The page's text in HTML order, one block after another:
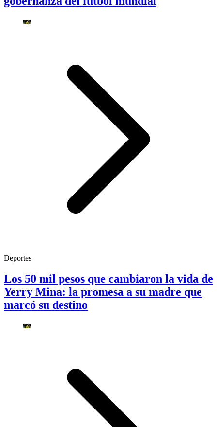
Deportes
Los 50 mil pesos que cambiaron la vida de
Yerry Mina: la promesa a su madre que
marcó su destino